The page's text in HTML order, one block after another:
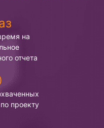
на
отчета
проекту